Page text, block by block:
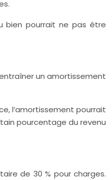
bien pourrait ne pas être
un amortissement
l’amortissement pourrait
pourcentage du revenu
de 30 % pour charges.